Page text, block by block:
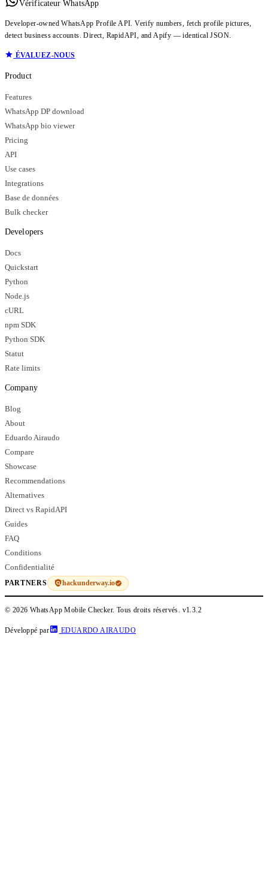
Vérificateur WhatsApp
Developer-owned WhatsApp Profile API. Verify numbers, fetch profile pictures,
detect business accounts. Direct, RapidAPI, and Apify — identical JSON.
ÉVALUEZ-NOUS
Product
Features
WhatsApp DP download
WhatsApp bio viewer
Pricing
API
Use cases
Integrations
Base de données
Bulk checker
Developers
Docs
Quickstart
Python
Node.js
cURL
npm SDK
Python SDK
Statut
Rate limits
Company
Blog
About
Eduardo Airaudo
Compare
Showcase
Recommendations
Alternatives
Direct vs RapidAPI
Guides
FAQ
Conditions
Confidentialité
PARTNERS hackunderway.io
© 2026 WhatsApp Mobile Checker. Tous droits réservés. v1.3.2
Développé par EDUARDO AIRAUDO